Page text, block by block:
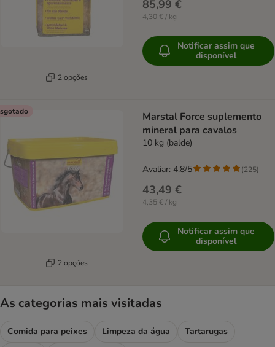
2 opções
85,99 €
4,30 € / kg
Notificar assim que
disponível
2 opções
Marstal Force suplemento
mineral para cavalos
10 kg (balde)
43,49 €
4,35 € / kg
Avaliar: 4.8/5 (225)
Notificar assim que
disponível
As categorias mais visitadas
Comida para peixes Limpeza da água
Tartarugas